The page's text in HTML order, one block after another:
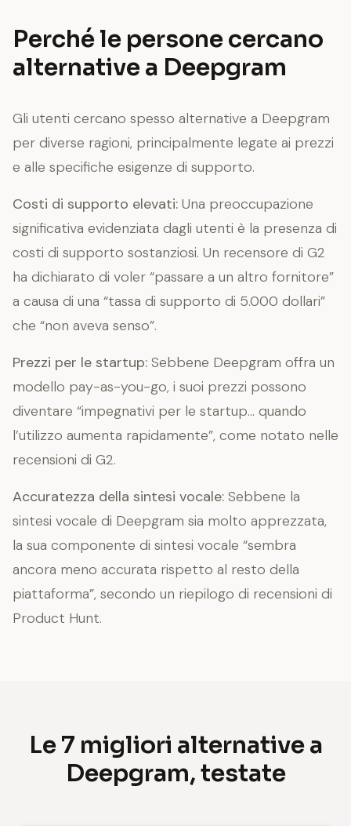
Perché le persone cercano
alternative a Deepgram
Gli utenti cercano spesso alternative a Deepgram
per diverse ragioni, principalmente legate ai prezzi
e alle specifiche esigenze di supporto.
Costi di supporto elevati: Una preoccupazione
significativa evidenziata dagli utenti è la presenza di
costi di supporto sostanziosi. Un recensore di G2
ha dichiarato di voler “passare a un altro fornitore”
a causa di una “tassa di supporto di 5.000 dollari”
che “non aveva senso”.
Prezzi per le startup: Sebbene Deepgram offra un
modello pay-as-you-go, i suoi prezzi possono
diventare “impegnativi per le startup… quando
l’utilizzo aumenta rapidamente”, come notato nelle
recensioni di G2.
Accuratezza della sintesi vocale: Sebbene la
sintesi vocale di Deepgram sia molto apprezzata,
la sua componente di sintesi vocale “sembra
ancora meno accurata rispetto al resto della
piattaforma”, secondo un riepilogo di recensioni di
Product Hunt.
Le 7 migliori alternative a
Deepgram, testate